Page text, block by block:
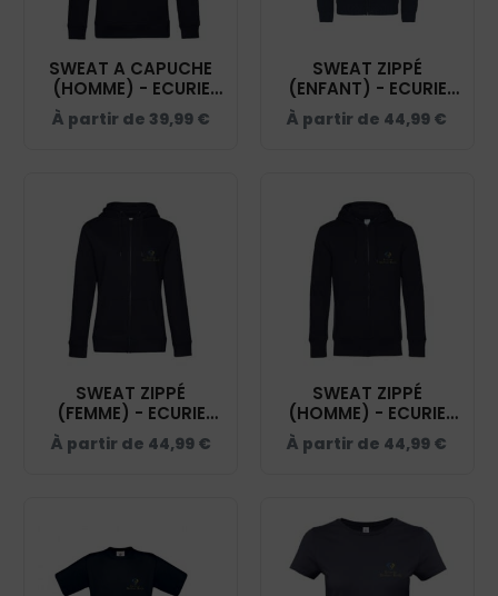
SWEAT A CAPUCHE
(HOMME) - ECURIE
DIDIER ROTH - NAVY
- BCU33B
À partir de 39,99 €
SWEAT ZIPPÉ
(ENFANT) - ECURIE
DIDIER ROTH - NAVY
- K455
À partir de 44,99 €
SWEAT ZIPPÉ
(FEMME) - ECURIE
DIDIER ROTH - NAVY
- BCW03Q
À partir de 44,99 €
SWEAT ZIPPÉ
(HOMME) - ECURIE
DIDIER ROTH - NAVY
- BCU03K
À partir de 44,99 €